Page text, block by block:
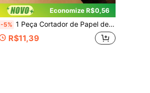
Economize R$0,56
-5% 1 Peça Cortador de Papel de Embrulho, Dispensador Portátil de Rolo de Embrulho de Presente de Natal, Ferramenta de Corte Deslizante de Plástico para Casa, Escritório, Embrulho de Presente de Feriado
R$11,39